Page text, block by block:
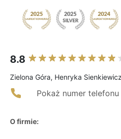
8.8
Zielona Góra, Henryka
Pokaż numer telefonu
O firmie: